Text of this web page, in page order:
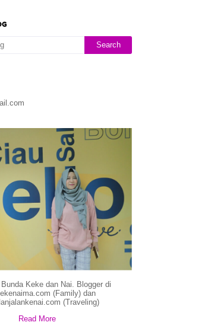
Keke dan Nai. Blogger di
(Family) dan
(Traveling)
Read More